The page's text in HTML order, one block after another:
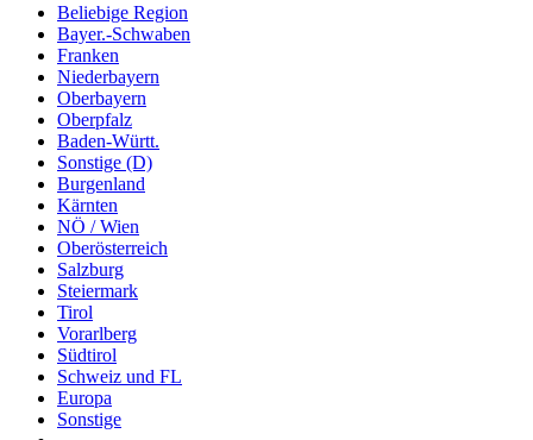
Beliebige Region
Bayer.-Schwaben
Franken
Niederbayern
Oberbayern
Oberpfalz
Baden-Württ.
Sonstige (D)
Burgenland
Kärnten
NÖ / Wien
Oberösterreich
Salzburg
Steiermark
Tirol
Vorarlberg
Südtirol
Schweiz und FL
Europa
Sonstige